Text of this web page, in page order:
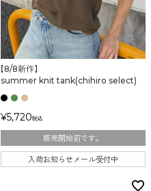
【8/8新作】
summer knit tank(chihiro select)
¥5,720税込
販売開始前です。
入荷お知らせメール受付中